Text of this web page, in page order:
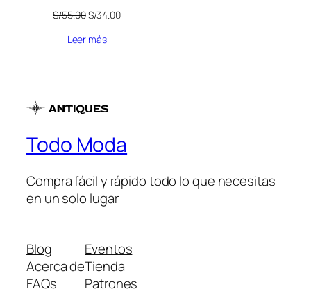
S/55.00El
original
S/34.00El
Leer más
Todo Moda
Compra fácil y rápido todo lo que necesitas
en un solo lugar
Blog
Acerca de
FAQs
Eventos
Tienda
Patrones